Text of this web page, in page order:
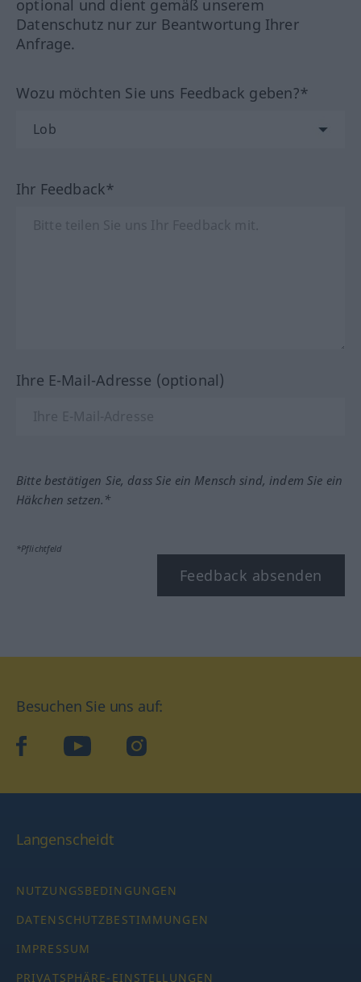
optional und dient gemäß unserem
Datenschutz nur zur Beantwortung Ihrer
Anfrage.
Wozu möchten Sie uns Feedback geben?*
Ihr Feedback*
Ihre E-Mail-Adresse (optional)
Bitte bestätigen Sie, dass Sie ein Mensch sind, indem Sie ein
Häkchen setzen.*
*Pflichtfeld
Feedback absenden
Besuchen Sie uns auf:
facebookYouTube Instagram
Langenscheidt
NUTZUNGSBEDINGUNGEN
DATENSCHUTZBESTIMMUNGEN
IMPRESSUM
PRIVATSPHÄRE-EINSTELLUNGEN